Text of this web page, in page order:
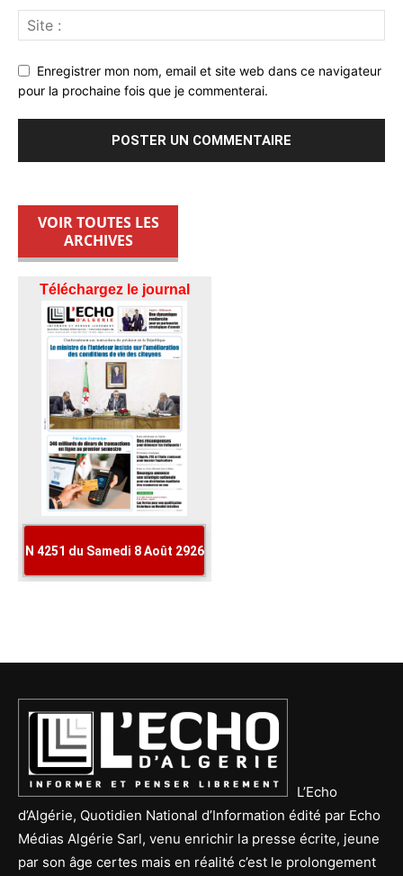
Enregistrer mon nom, email et site web dans ce navigateur
pour la prochaine fois que je commenterai.
VOIR TOUTES LES
ARCHIVES
L’Echo
d’Algérie, Quotidien National d’Information édité par Echo
Médias Algérie Sarl, venu enrichir la presse écrite, jeune
par son âge certes mais en réalité c’est le prolongement